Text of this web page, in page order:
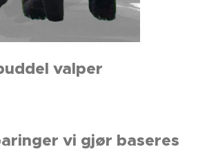
valper
vi gjør baseres